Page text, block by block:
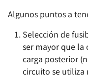
Algunos puntos a
Selección de
ser mayor que
carga posterior
circuito se